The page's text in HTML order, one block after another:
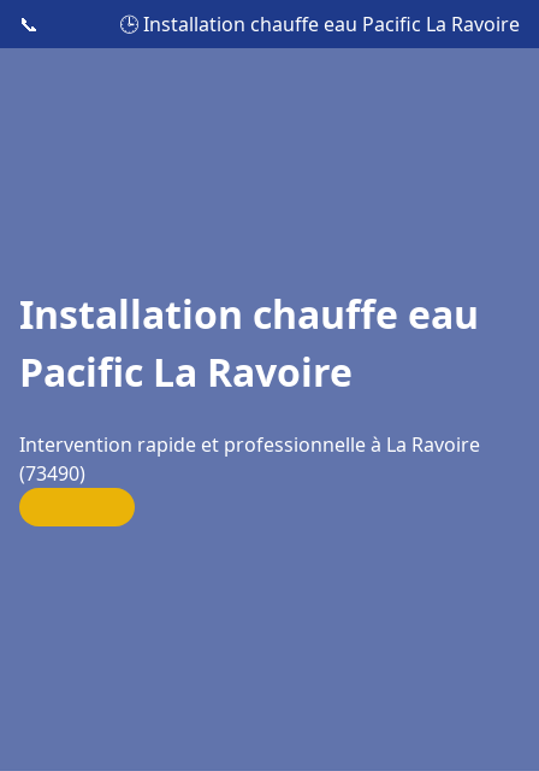
📞 🕒 Installation chauffe eau Pacific La Ravoire
Installation chauffe eau
Pacific La Ravoire
Intervention rapide et professionnelle à La Ravoire
(73490)